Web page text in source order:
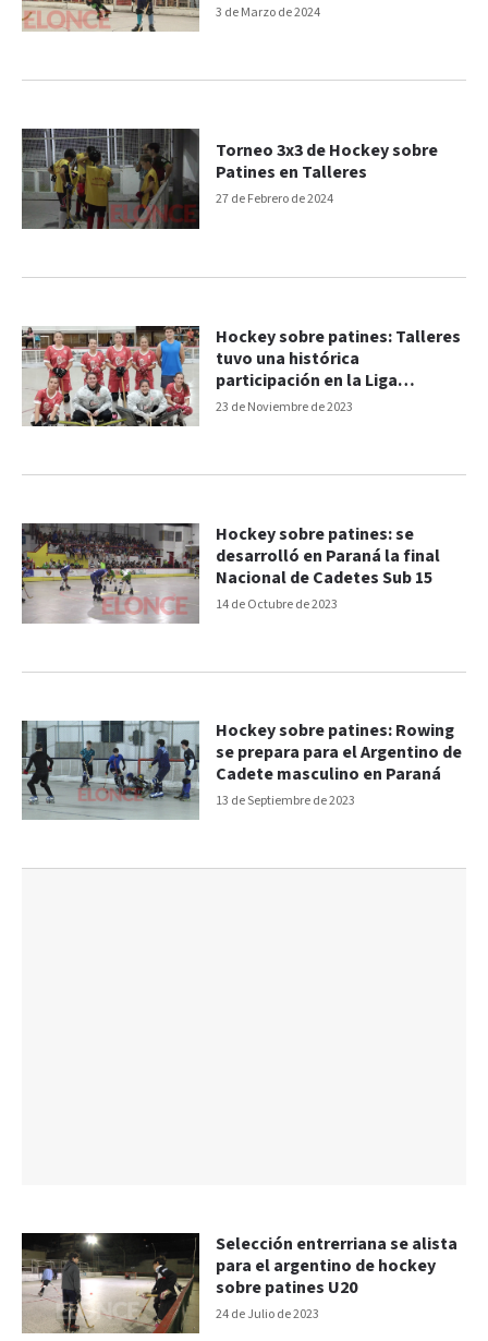
3 de Marzo de 2024
27 de Febrero de 2024
Torneo 3x3 de Hockey sobre
Patines en Talleres
23 de Noviembre de 2023
Hockey sobre patines: Talleres
tuvo una histórica
participación en la Liga
Nacional
14 de Octubre de 2023
Hockey sobre patines: se
desarrolló en Paraná la final
Nacional de Cadetes Sub 15
13 de Septiembre de 2023
Hockey sobre patines: Rowing
se prepara para el Argentino de
Cadete masculino en Paraná
24 de Julio de 2023
Selección entrerriana se alista
para el argentino de hockey
sobre patines U20